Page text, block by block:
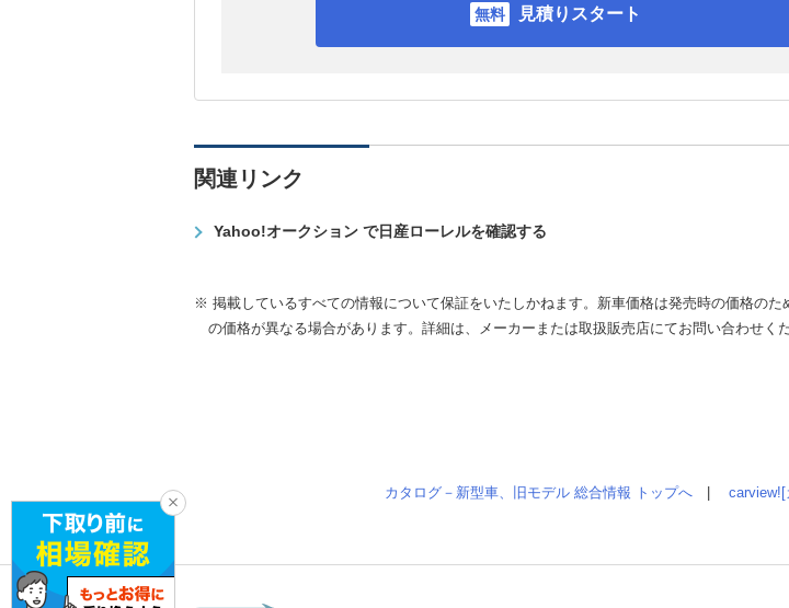
見積りスタート
関連リンク
Yahoo!オークション で日産ローレルを確認する
※ 掲載しているすべての情報について保証をいたしかねます。新車価格は発売時の価格のた
の価格が異なる場合があります。詳細は、メーカーまたは取扱販売店にてお問い合わせくだ
カタログ－新型車、旧モデル 総合情報 トップへ